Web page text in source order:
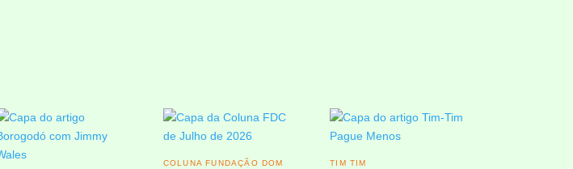
COLUNA FUNDAÇÃO DOM TIM TIM